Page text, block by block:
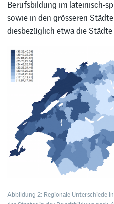
Berufsbildung im lateinisch-
sowie in den grösseren
diesbezüglich etwa die
Abbildung 2: Regionale Unterschiede